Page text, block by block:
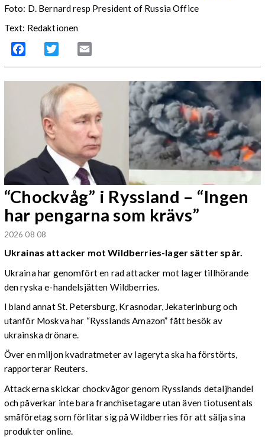
Foto: D. Bernard resp President of Russia Office
Text: Redaktionen
Facebook Twitter
“Chockvåg” i Ryssland – “Ingen
har pengarna som krävs”
2026 08 08
Ukrainas attacker mot Wildberries-lager sätter spår.
Ukraina har genomfört en rad attacker mot lager tillhörande
den ryska e-handelsjätten Wildberries.
I bland annat St. Petersburg, Krasnodar, Jekaterinburg och
utanför Moskva har “Rysslands Amazon” fått besök av
ukrainska drönare.
Över en miljon kvadratmeter av lageryta ska ha förstörts,
rapporterar Reuters.
Attackerna skickar chockvågor genom Rysslands detaljhandel
och påverkar inte bara franchisetagare utan även tiotusentals
småföretag som förlitar sig på Wildberries för att sälja sina
produkter online.